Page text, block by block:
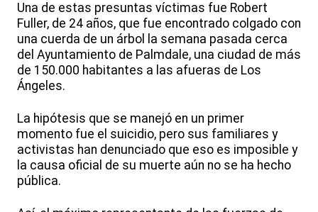
Una de estas presuntas víctimas fue Robert
Fuller, de 24 años, que fue encontrado colgado con
una cuerda de un árbol la semana pasada cerca
del Ayuntamiento de Palmdale, una ciudad de más
de 150.000 habitantes a las afueras de Los
Ángeles.
La hipótesis que se manejó en un primer
momento fue el suicidio, pero sus familiares y
activistas han denunciado que eso es imposible y
la causa oficial de su muerte aún no se ha hecho
pública.